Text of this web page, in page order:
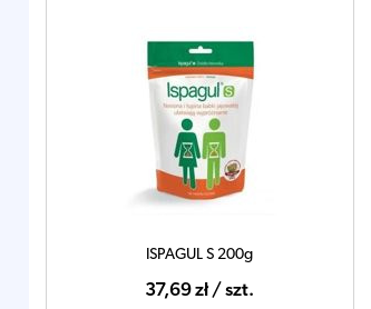
ISPAGUL S 200g
37,69 zł / szt.